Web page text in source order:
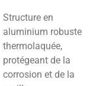
Structure en
aluminium robuste
thermolaquée,
protégeant de la
corrosion et de la